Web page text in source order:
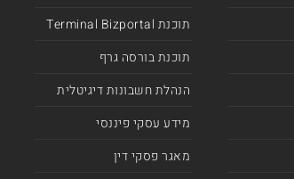
תוכנת Terminal Bizportal
תוכנת בורסה גרף
הנהלת חשבונות דיגיטלית
מידע עסקי פיננסי
מאגר פסקי דין